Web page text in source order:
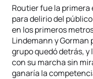
Routier fue la
para delirio del
en los primeros
Lindemann y Gorman
grupo quedó detrás,
con su marcha sin
ganaría la